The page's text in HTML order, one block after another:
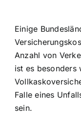
Einige
Anzahl von
ist es besonders
Falle eines
sein.